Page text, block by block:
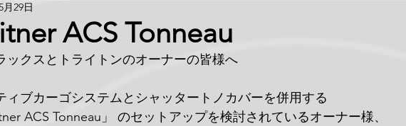
DIRTKING
ACS Tonneau
月29日
ックスとトライトンのオーナーの皆様へ
ィブカーゴシステムとシャッタートノカバーを併用する
ACS Tonneau」 のセットアップを検討されているオーナー様、